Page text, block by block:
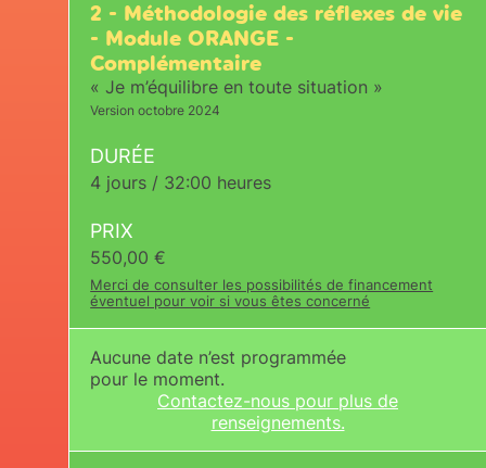
2 - Méthodologie des réflexes de vie
- Module ORANGE -
Complémentaire
« Je m’équilibre en toute situation »
Version octobre 2024
DURÉE
4 jours / 32:00 heures
PRIX
550,00€
Merci de consulter les possibilités de financement
éventuel pour voir si vous êtes concerné
Aucune date n’est programmée
pour le moment.
Contactez-nous pour plus de
renseignements.